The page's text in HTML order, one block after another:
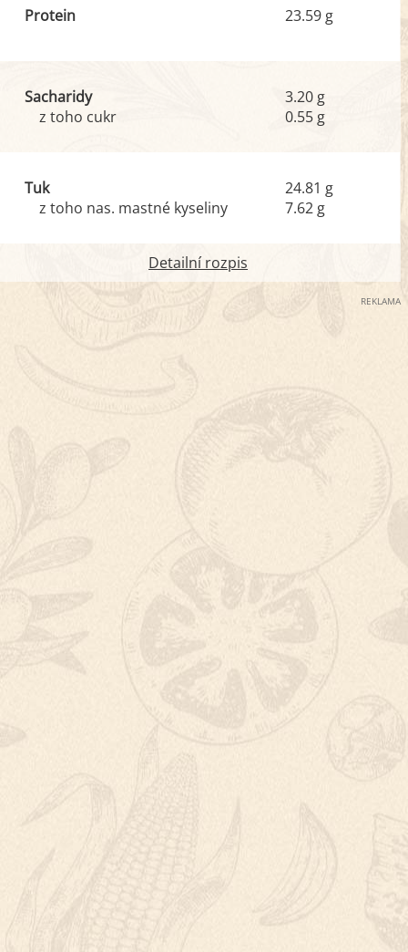
Protein 23.59 g
Sacharidy
z toho cukr
3.20 g
0.55 g
Tuk
z toho nas. mastné kyseliny
24.81 g
7.62 g
Detailní rozpis
REKLAMA